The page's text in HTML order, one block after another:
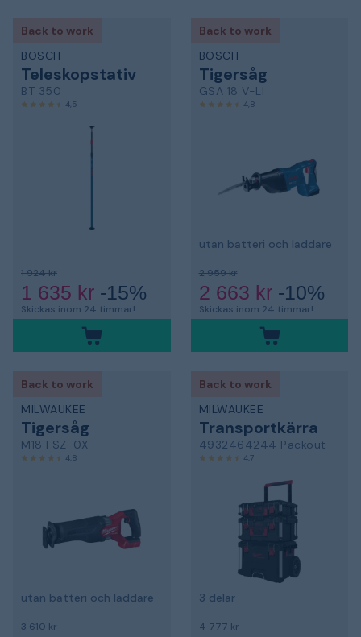
Back to work
BOSCH
Teleskopstativ
BT 350
4,5
1 924 kr
1 635 kr -15%
Skickas inom 24 timmar!
Back to work
BOSCH
Tigersåg
GSA 18 V-LI
4,8
utan batteri och laddare
2 959 kr
2 663 kr-10%
Skickas inom 24 timmar!
Back to work
MILWAUKEE
Tigersåg
M18 FSZ-0X
4,8
utan batteri och laddare
3 610 kr
Back to work
MILWAUKEE
Transportkärra
4932464244 Packout
4,7
3 delar
4 777 kr